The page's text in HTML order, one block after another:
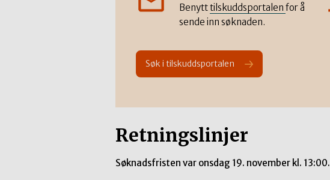
Benytttilskuddsportalenfor å
sende inn søknaden.
Søk i tilskuddsportalen
Retningslinjer
Søknadsfristen var onsdag 19. november kl. 13:00.